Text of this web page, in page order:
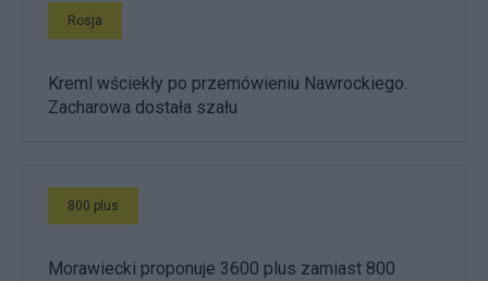
Rosja
Kreml wściekły po przemówieniu Nawrockiego.
Zacharowa dostała szału
800 plus
Morawiecki proponuje 3600 plus zamiast 800